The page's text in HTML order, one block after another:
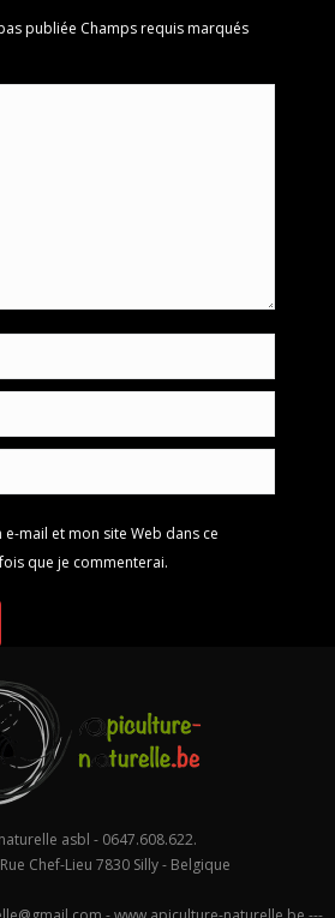
publiée Champs requis marqués
mail et mon site Web dans ce
que je commenterai.
asbl - 0647.608.622.
Chef-Lieu 7830 Silly - Belgique